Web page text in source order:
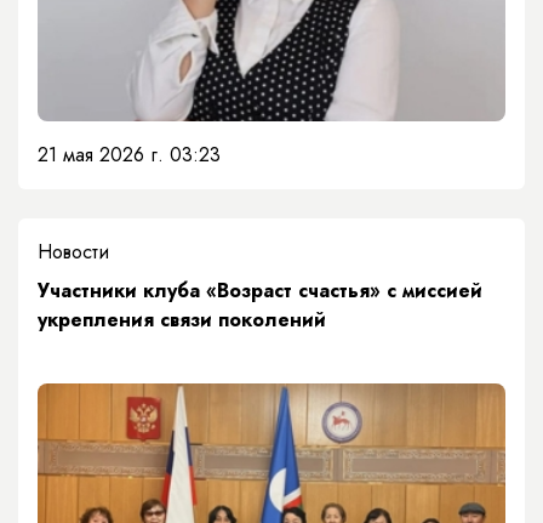
21 мая 2026 г. 03:23
Новости
Участники клуба «Возраст счастья» с миссией
укрепления связи поколений